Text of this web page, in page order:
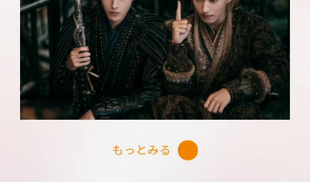
に適った、圧倒的ビジュアルが際立つ俳優陣が揃
った。主演のホウ・ミンハオ、チェン・ドゥーリン
のほか、「雲之羽」のティエン・ジアルイ、韓国
の人気アイドルグループ「PENTAGON」のメンバ
ーとしても活躍するイェナン、「嘘つきな恋人～
Lie to Love～」のチェン・シャオ、オーディショ
ン番組出身のシュー・ジェンシュエン、といった
今、人気も実力も備えた勢いある若手俳優たちが
もっとみる